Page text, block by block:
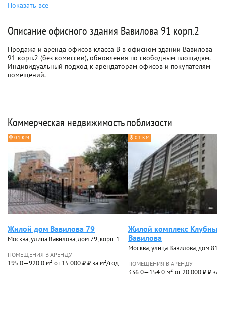
Показать все
Описание офисного здания Вавилова 91 корп.2
Продажа и аренда офисов класса B в офисном здании Вавилова
91 корп.2 (без комиссии), обновления по свободным площадям.
Индивидуальный подход к арендаторам офисов и покупателям
помещений.
Коммерческая недвижимость поблизости
0.1 КМ
Жилой дом Вавилова 79
Москва, улица Вавилова, дом 79, корп. 1
ПОМЕЩЕНИЯ В АРЕНДУ
195.0—920.0 м² от 15 000 ₽ ₽ за м²/год
0.1 КМ
Жилой комплекс Клубный
Вавилова
Москва, улица Вавилова, дом 81,
ПОМЕЩЕНИЯ В АРЕНДУ
336.0—154.0 м² от 20 000 ₽ ₽ за